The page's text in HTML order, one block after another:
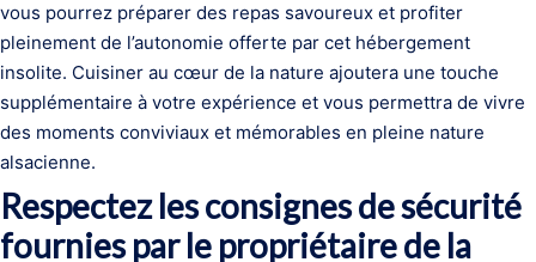
vous pourrez préparer des repas savoureux et profiter
pleinement de l’autonomie offerte par cet hébergement
insolite. Cuisiner au cœur de la nature ajoutera une touche
supplémentaire à votre expérience et vous permettra de vivre
des moments conviviaux et mémorables en pleine nature
alsacienne.
Respectez les consignes de sécurité
fournies par le propriétaire de la